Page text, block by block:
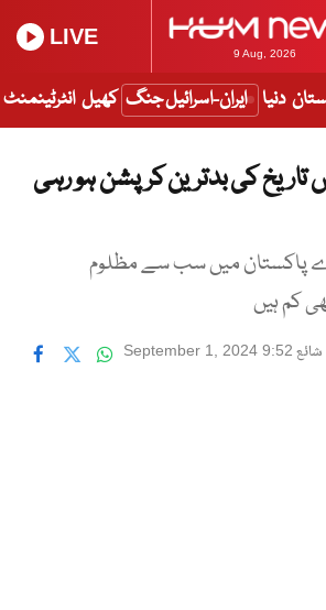
9 Aug, 2026
LIVE
دنیا ایران-اسرائیل جنگ کھیل انٹرٹینمنٹ
تاریخ کی بدترین کرپشن ہو رہی
پاکستان میں سب سے مظلوم
کم ہیں
شائع September 1, 2024 9:52